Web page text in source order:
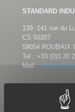
STANDARD
139 -141 rue du
CS 50207
59054 ROUBAIX
Tel : +33 (0)3 20
Mail :
Nous suivre